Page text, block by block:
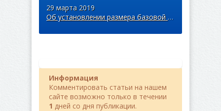
29 марта 2019
Об установлении размера базовой арендной величины
Информация
Комментировать статьи на нашем
сайте возможно только в течении
1 дней со дня публикации.